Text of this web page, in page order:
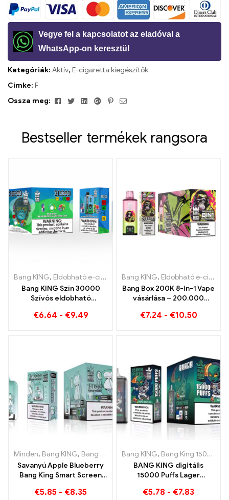
Vegye fel a kapcsolatot az eladóval a
WhatsApp-on keresztül
Kategóriák: Aktív, E-cigaretta kiegészítők
Címke: F
Ossza meg:
FacebookTwitterLinkedinGoogle+Pinterest
Email
Bestseller termékek rangsora
Bang KING, Eldobható e-cigaretta Litvánia ,Eldobható e-
Bang KING Szín 30000
Szívós eldobható
Red Bull Energy
€6.64 - €9.49
Bang KING, Eldobható e-cigaretta
Bang Box 200K 8-in-1 Vape
vásárlása – 200.000
€7.24 - €10.50
Minden, Bang KING, Bang King Smart Screen 15000 Pöfékel ,
Savanyú Apple Blueberry
Bang King Smart Screen
gőzölés, tele friss ízekkel
€5.85 - €8.35
Bang KING, Bang King 15000 Puff
BANG KING digitális
15000 Puffs Lager
nélküli élvezet
€5.78 - €7.83